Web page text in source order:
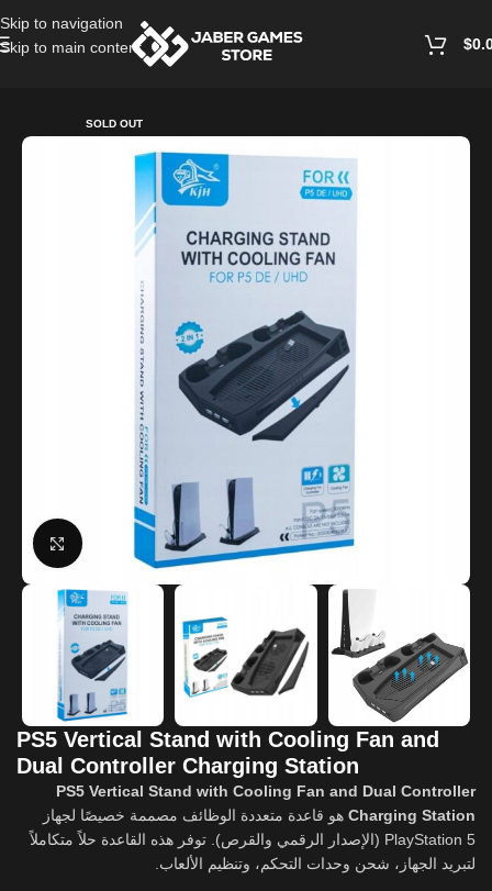
Skip to navigation
Skip to main content
$
SOLD OUT
Click to enlarge
PS5 Vertical Stand with Cooling Fan and
Dual Controller Charging Station
PS5 Vertical Stand with Cooling Fan and Dual Controller
Charging Station هو قاعدة متعددة الوظائف مصممة خصيصًا لجهاز
PlayStation 5 (الإصدار الرقمي والقرص). توفر هذه القاعدة حلاً متكاملاً
لتبريد الجهاز، شحن وحدات التحكم، وتنظيم الألعاب.